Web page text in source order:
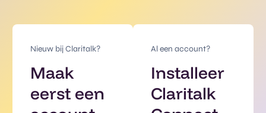
Nieuw bij Claritalk?
Maak
eerst een
Al een account?
Installeer
Claritalk